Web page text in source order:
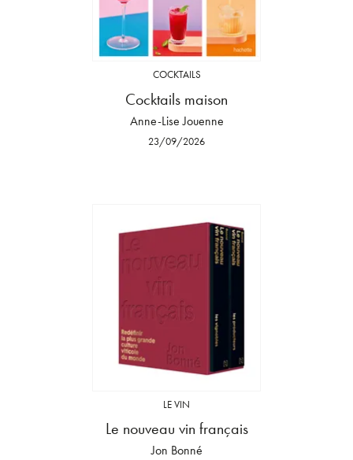
COCKTAILS
Cocktails maison
Anne-Lise Jouenne
23/09/2026
LE VIN
Le nouveau vin français
Jon Bonné